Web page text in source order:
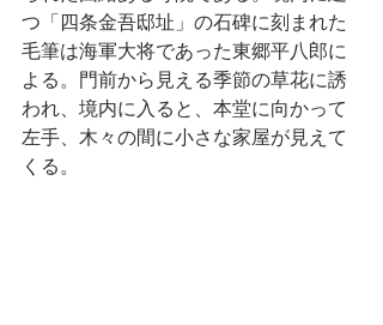
つ「四条金吾邸址」の石碑に刻まれた
毛筆は海軍大将であった東郷平八郎に
よる。門前から見える季節の草花に誘
われ、境内に入ると、本堂に向かって
左手、木々の間に小さな家屋が見えて
くる。